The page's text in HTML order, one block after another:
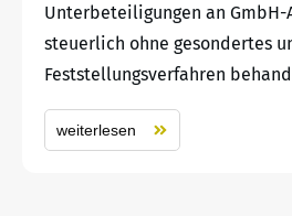
Unterbeteiligungen an
steuerlich ohne gesondertes
Feststellungsverfahren
weiterlesen